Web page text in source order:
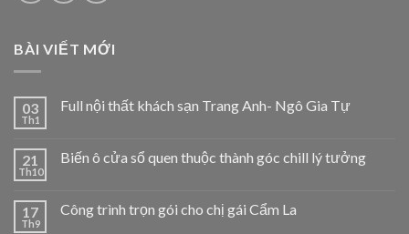
BÀI VIẾT MỚI
03
Th1
Full nội thất khách sạn Trang Anh- Ngô Gia Tự
21
Th10
Biến ô cửa sổ quen thuộc thành góc chill lý tưởng
17
Th9
Công trình trọn gói cho chị gái Cẩm La